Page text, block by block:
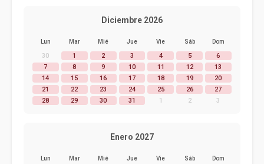
Diciembre 2026
Lun Mar Mié Jue Vie Sáb Dom
30 1 2 3 4 5
6
7
8 9 10 11 12
13
14
15 16 17 18 19
20
21
22 23 24 25 26
27
28
29 30 31 1 2 3
Enero 2027
Lun Mar Mié Jue Vie Sáb Dom